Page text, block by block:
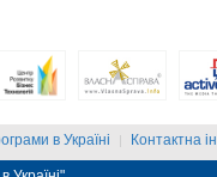
в Україні | Контактна